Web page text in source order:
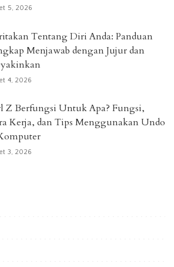
5, 2026
Tentang Diri Anda: Panduan
Menjawab dengan Jujur dan
4, 2026
Z Berfungsi Untuk Apa? Fungsi,
Kerja, dan Tips Menggunakan Undo
3, 2026